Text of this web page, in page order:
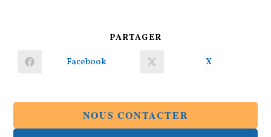
PARTAGER
Ouvrir
fenêtre
Facebook Ouvrir
fenêtre
X
NOUS CONTACTER